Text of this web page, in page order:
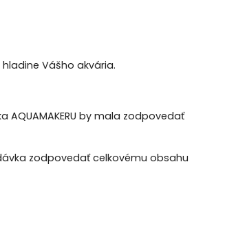
Vášho akvária.
AQUAMAKERU by mala zodpovedať
zodpovedať celkovému obsahu